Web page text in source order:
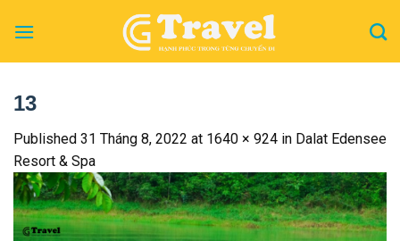
13
Published 31 Tháng 8, 2022 at 1640 × 924 in Dalat Edensee
Resort & Spa